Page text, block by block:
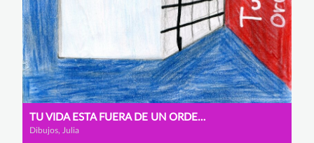
TU VIDA ESTA FUERA DE UN ORDENADOR
Dibujos, Julia